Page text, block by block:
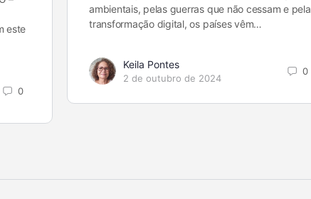
este
0
ambientais, pelas guerras que não cessam e pela
transformação digital, os países vêm…
Keila Pontes
2 de outubro de 2024
0